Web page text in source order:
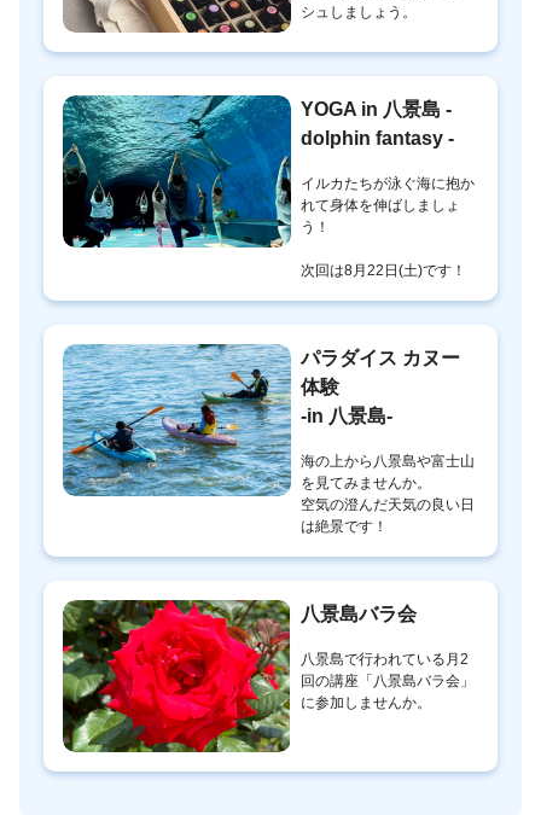
シュしましょう。
YOGA in 八景島 -
dolphin fantasy -
イルカたちが泳ぐ海に抱か
れて身体を伸ばしましょ
う！
次回は8月22日(土)です！
パラダイス カヌー
体験
-in 八景島-
海の上から八景島や富士山
を見てみませんか。
空気の澄んだ天気の良い日
は絶景です！
八景島バラ会
八景島で行われている月2
回の講座「八景島バラ会」
に参加しませんか。